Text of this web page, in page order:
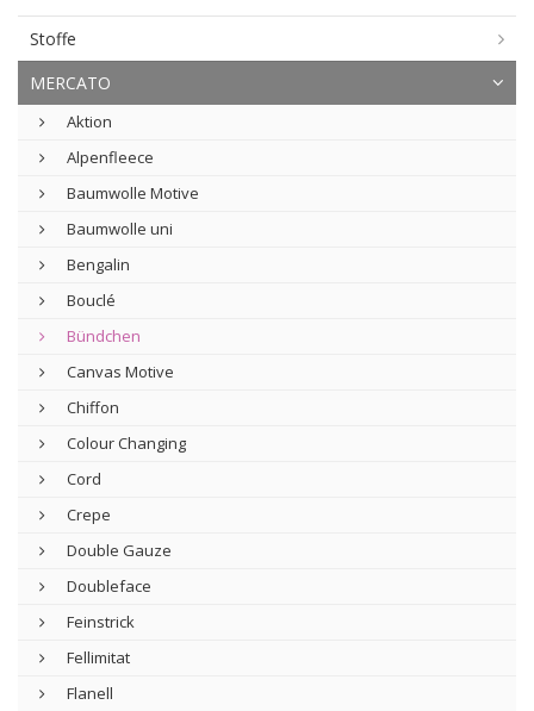
Stoffe
MERCATO
Aktion
Alpenfleece
Baumwolle Motive
Baumwolle uni
Bengalin
Bouclé
Bündchen
Canvas Motive
Chiffon
Colour Changing
Cord
Crepe
Double Gauze
Doubleface
Feinstrick
Fellimitat
Flanell